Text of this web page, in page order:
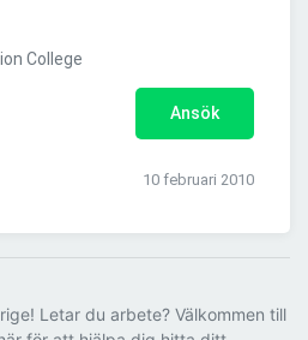
College
Ansök
10 februari 2010
Letar du arbete? Välkommen till